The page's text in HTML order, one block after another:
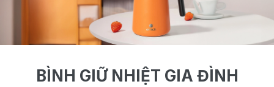
BÌNH GIỮ NHIỆT GIA ĐÌNH